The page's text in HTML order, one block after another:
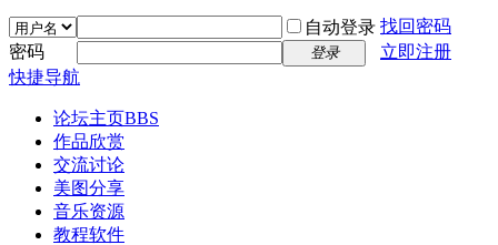
自动登录 找回密码
密码
登录
立即注册
快捷导航
论坛主页BBS
作品欣赏
交流讨论
美图分享
音乐资源
教程软件